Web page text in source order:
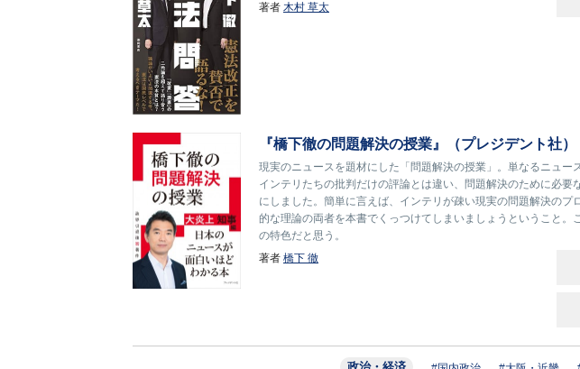
著者 木村 草太
『橋下徹の問題解決の授業』（プレジデント社）
現実のニュースを題材にした「問題解決の授業」。単なるニュー
インテリたちの批判だけの評論とは違い、問題解決のために必要
にしました。簡単に言えば、インテリが疎い現実の問題解決のプ
的な理論の両者を本書でくっつけてしまいましょうということ。
の特色だと思う。
著者 橋下 徹